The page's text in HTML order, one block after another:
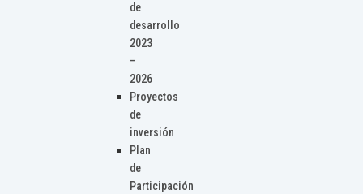
de
desarrollo
2023
–
2026
Proyectos
de
inversión
Plan
de
Participación